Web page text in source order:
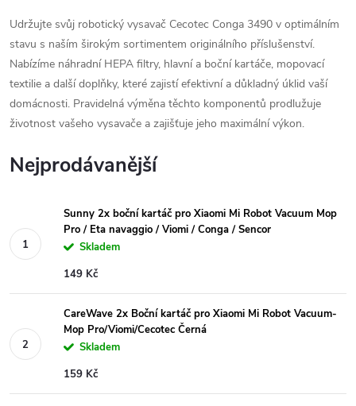
Udržujte svůj robotický vysavač Cecotec Conga 3490 v optimálním
stavu s naším širokým sortimentem originálního příslušenství.
Nabízíme náhradní HEPA filtry, hlavní a boční kartáče, mopovací
textilie a další doplňky, které zajistí efektivní a důkladný úklid vaší
domácnosti. Pravidelná výměna těchto komponentů prodlužuje
životnost vašeho vysavače a zajišťuje jeho maximální výkon.
Nejprodávanější
Sunny 2x boční kartáč pro Xiaomi Mi Robot Vacuum Mop
Pro / Eta navaggio / Viomi / Conga / Sencor
Skladem
149 Kč
CareWave 2x Boční kartáč pro Xiaomi Mi Robot Vacuum-
Mop Pro/Viomi/Cecotec Černá
Skladem
159 Kč